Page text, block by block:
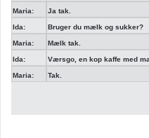
Maria: Ja tak.
Ida: Bruger du mælk og sukker?
Maria: Mælk tak.
Ida: Værsgo, en kop kaffe med
Maria: Tak.